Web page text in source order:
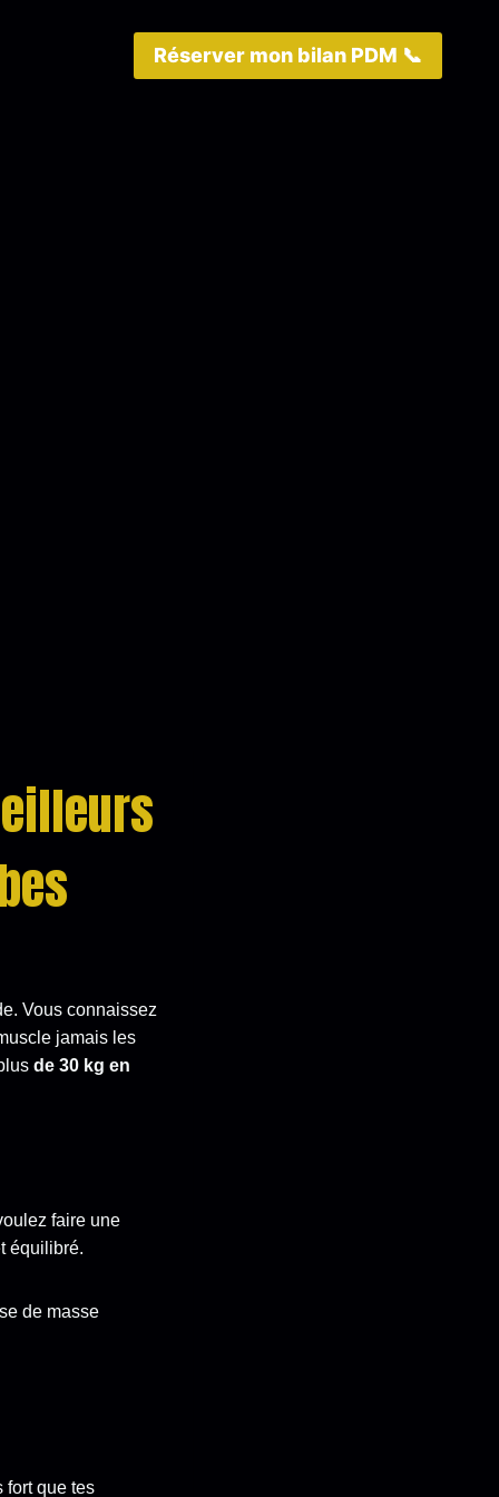
Réserver mon bilan PDM 📞
Vous connaissez
jamais les
de 30 kg en
faire une
équilibré.
de masse
fort que tes